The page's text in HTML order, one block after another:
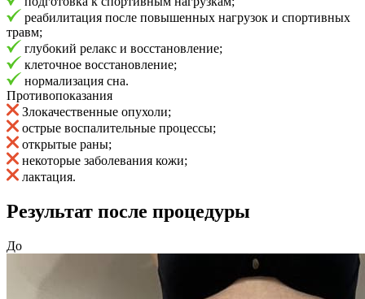
реабилитация после повышенных нагрузок и спортивных
травм;
глубокий релакс и восстановление;
клеточное восстановление;
нормализация сна.
Противопоказания
Злокачественные опухоли;
острые воспалительные процессы;
открытые раны;
некоторые заболевания кожи;
лактация.
Результат после процедуры
До